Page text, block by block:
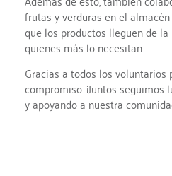
frutas y verduras en el
que los productos lleguen de
quienes más lo necesitan.
Gracias a todos los
compromiso. ¡Juntos
y apoyando a nuestra